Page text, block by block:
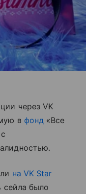
через VK
в фонд«Все
на VK Star
сейла было